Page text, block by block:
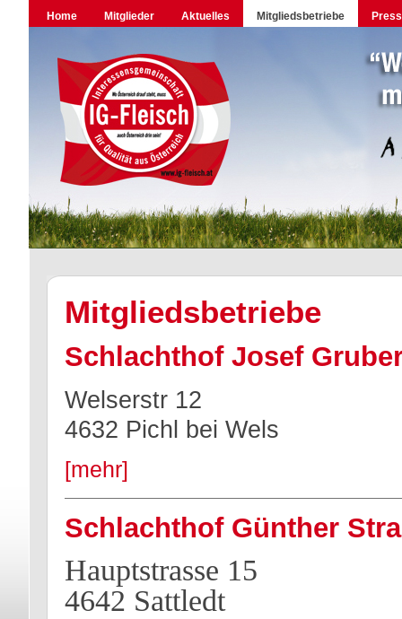
Home Mitglieder Aktuelles Mitgliedsbetriebe
Mitgliedsbetriebe
Schlachthof Josef
Welserstr 12
4632 Pichl bei Wels
[mehr]
Schlachthof Günther
Hauptstrasse 15
4642 Sattledt